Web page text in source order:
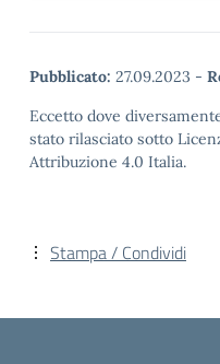
Pubblicato: 27.09.2023 -
Eccetto dove
stato rilasciato sotto
Attribuzione 4.0 Italia.
Stampa / Condividi